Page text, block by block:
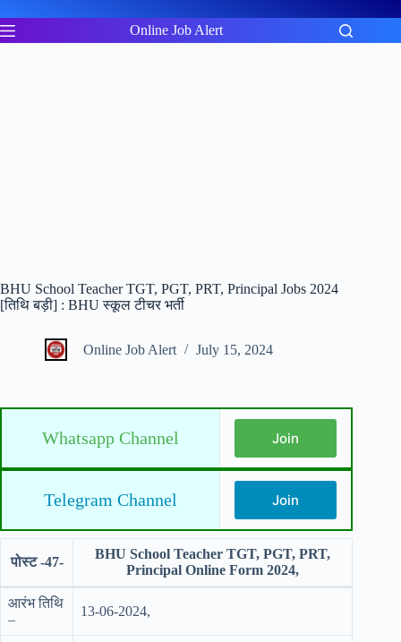
to
content
Online Job Alert
BHU School Teacher TGT, PGT, PRT, Principal Jobs 2024
[तिथि बड़ी] : BHU स्कूल टीचर भर्ती
Online Job Alert July 15, 2024
Whatsapp Channel Join
Telegram Channel Join
पोस्ट -47-
BHU School Teacher TGT, PGT, PRT,
Principal Online Form 2024,
आरंभ तिथि
–
13-06-2024,